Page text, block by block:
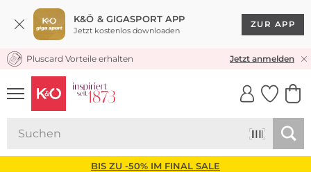
K&Ö & GIGASPORT APP
Jetzt kostenlos downloaden
ZUR APP
KOSTENLOSER VERSAND* & RÜCKVERSAND
Pluscard Vorteile erhalten Jetzt anmelden
UNSERE APP
CLICK &
BIS ZU -50% IM FINAL SALE